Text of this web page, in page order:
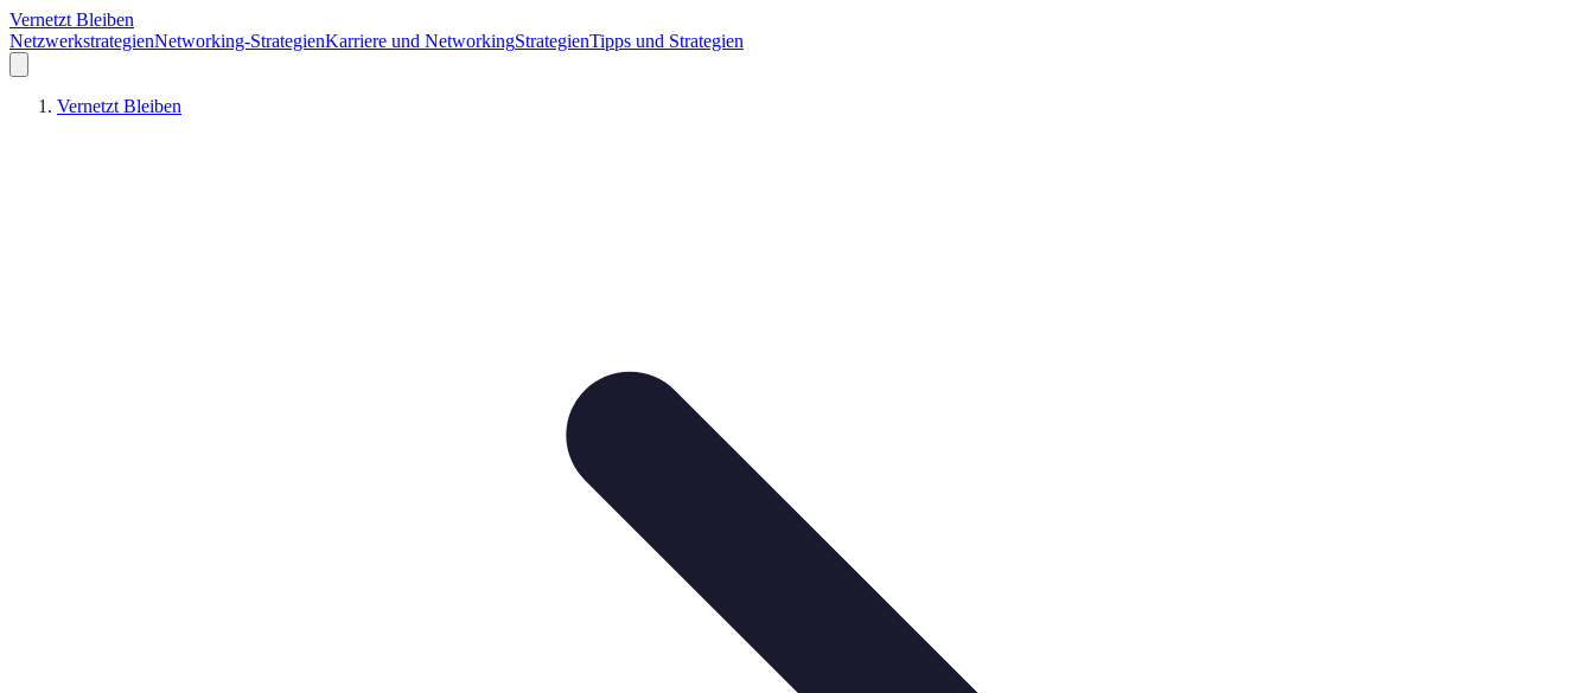
Vernetzt Bleiben
NetzwerkstrategienNetworking-StrategienKarriere und NetworkingStrategienTipps und Strategien
Vernetzt Bleiben